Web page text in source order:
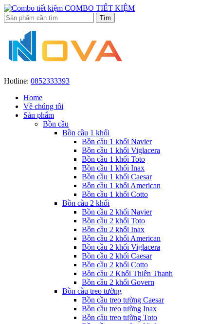
COMBO TIẾT KIỆM
Hotline: 0852333393
Home
Về chúng tôi
Sản phẩm
Bồn cầu
Bồn cầu 1 khối
Bồn cầu 1 khối Navier
Bồn cầu 1 khối Viglacera
Bồn cầu 1 khối Toto
Bồn cầu 1 khối Inax
Bồn cầu 1 khối Caesar
Bồn cầu 1 khối American
Bồn cầu 1 khối Cotto
Bồn cầu 2 khối
Bồn cầu 2 khối Navier
Bồn cầu 2 khối Toto
Bồn cầu 2 khối Inax
Bồn cầu 2 khối American
Bồn cầu 2 khối Viglacera
Bồn cầu 2 khối Caesar
Bồn cầu 2 khối Cotto
Bồn cầu 2 Khối Thiên Thanh
Bồn cầu 2 khối Govern
Bồn cầu treo tường
Bồn cầu treo tường Caesar
Bồn cầu treo tường Inax
Bồn cầu treo tường Toto